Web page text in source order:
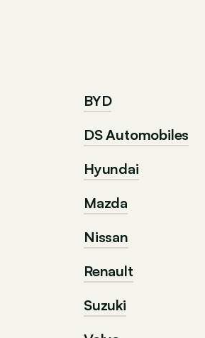
BYD
DS Automobiles
Hyundai
Mazda
Nissan
Renault
Suzuki